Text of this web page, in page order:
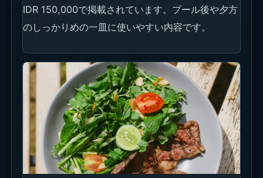
IDR 150,000で掲載されています。プール後や夕方
のしっかりめの一皿に使いやすい内容です。